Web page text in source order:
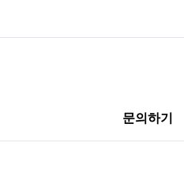
문의하기